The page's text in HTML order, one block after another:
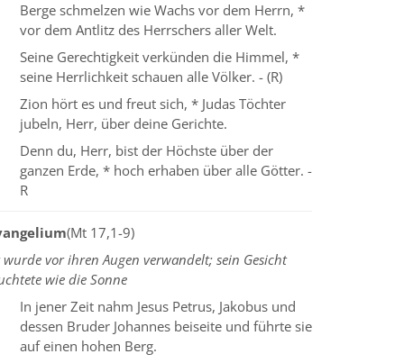
Berge schmelzen wie Wachs vor dem Herrn, *
vor dem Antlitz des Herrschers aller Welt.
Seine Gerechtigkeit verkünden die Himmel, *
seine Herrlichkeit schauen alle Völker. - (R)
Zion hört es und freut sich, * Judas Töchter
jubeln, Herr, über deine Gerichte.
Denn du, Herr, bist der Höchste über der
ganzen Erde, * hoch erhaben über alle Götter. -
R
(Mt 17,1-9)
wurde vor ihren Augen verwandelt; sein Gesicht
wie die Sonne
In jener Zeit nahm Jesus Petrus, Jakobus und
dessen Bruder Johannes beiseite und führte sie
auf einen hohen Berg.